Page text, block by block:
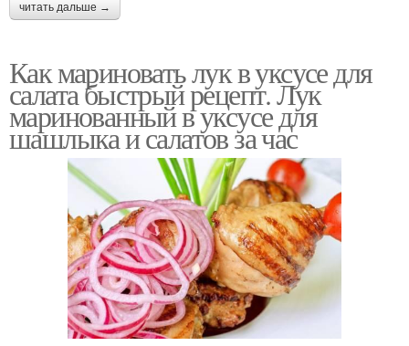
читать дальше →
Как мариновать лук в уксусе для
салата быстрый рецепт. Лук
маринованный в уксусе для
шашлыка и салатов за час